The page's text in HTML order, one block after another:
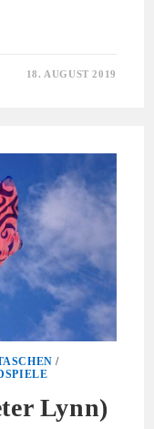
18. AUGUST 2019
/
Lynn)